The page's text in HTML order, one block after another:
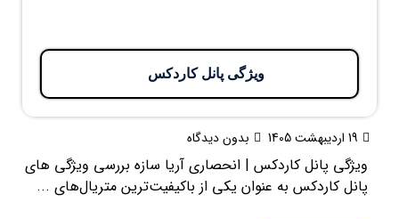
ویژگی پانل کاردکس
19 اردیبهشت 1405 بدون دیدگاه
ویژگی پانل کاردکس | انحصاری آریا سازه بررسی ویژگی های
پانل کاردکس به عنوان یکی از باکیفیت‌ترین متریال‌های ...